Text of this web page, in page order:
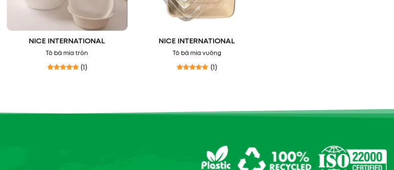
NICE INTERNATIONAL
Tô bã mía tròn
(1)
NICE INTERNATIONAL
Tô bã mía vuông
(1)